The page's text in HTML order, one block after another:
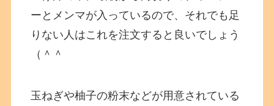
ーとメンマが入っているので、それでも足
りない人はこれを注文すると良いでしょう
（＾＾
玉ねぎや柚子の粉末などが用意されている